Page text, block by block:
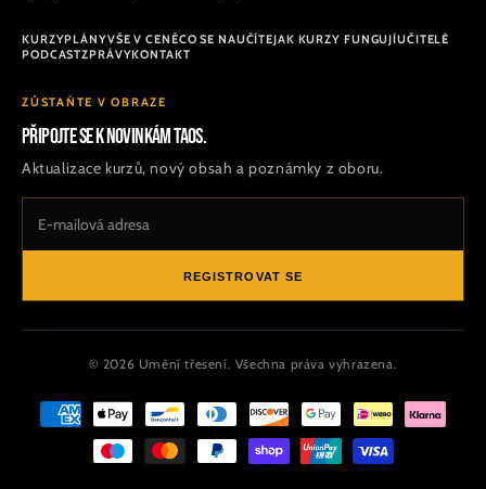
KURZYPLÁNYVŠE V CENĚCO SE NAUČÍTEJAK KURZY FUNGUJÍUČITELÉ
PODCASTZPRÁVYKONTAKT
ZŮSTAŇTE V OBRAZE
Připojte se k novinkám TAOS.
Aktualizace kurzů, nový obsah a poznámky z oboru.
REGISTROVAT SE
© 2026 Umění třesení. Všechna práva vyhrazena.